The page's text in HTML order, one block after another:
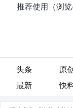
头条 原创
最新
快